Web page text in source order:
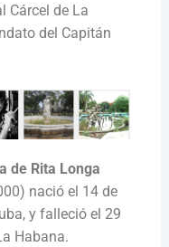
Cárcel de La
del Capitán
de Rita Longa
nació el 14 de
y falleció el 29
Habana.